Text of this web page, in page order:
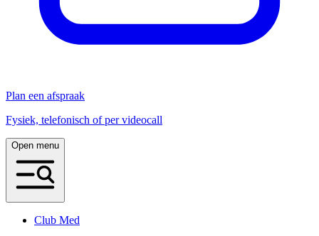
Plan een afspraak
Fysiek, telefonisch of per videocall
Open menu
Club Med